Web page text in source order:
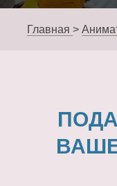
Главная >